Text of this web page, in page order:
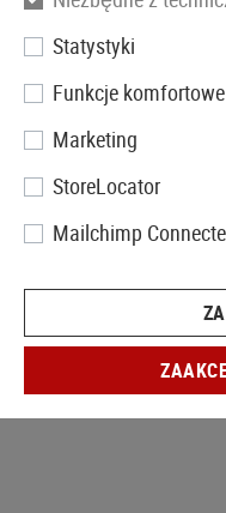
8mm
Statystyki
Funkcje komfortowe
Marketing
StoreLocator
Mailchimp